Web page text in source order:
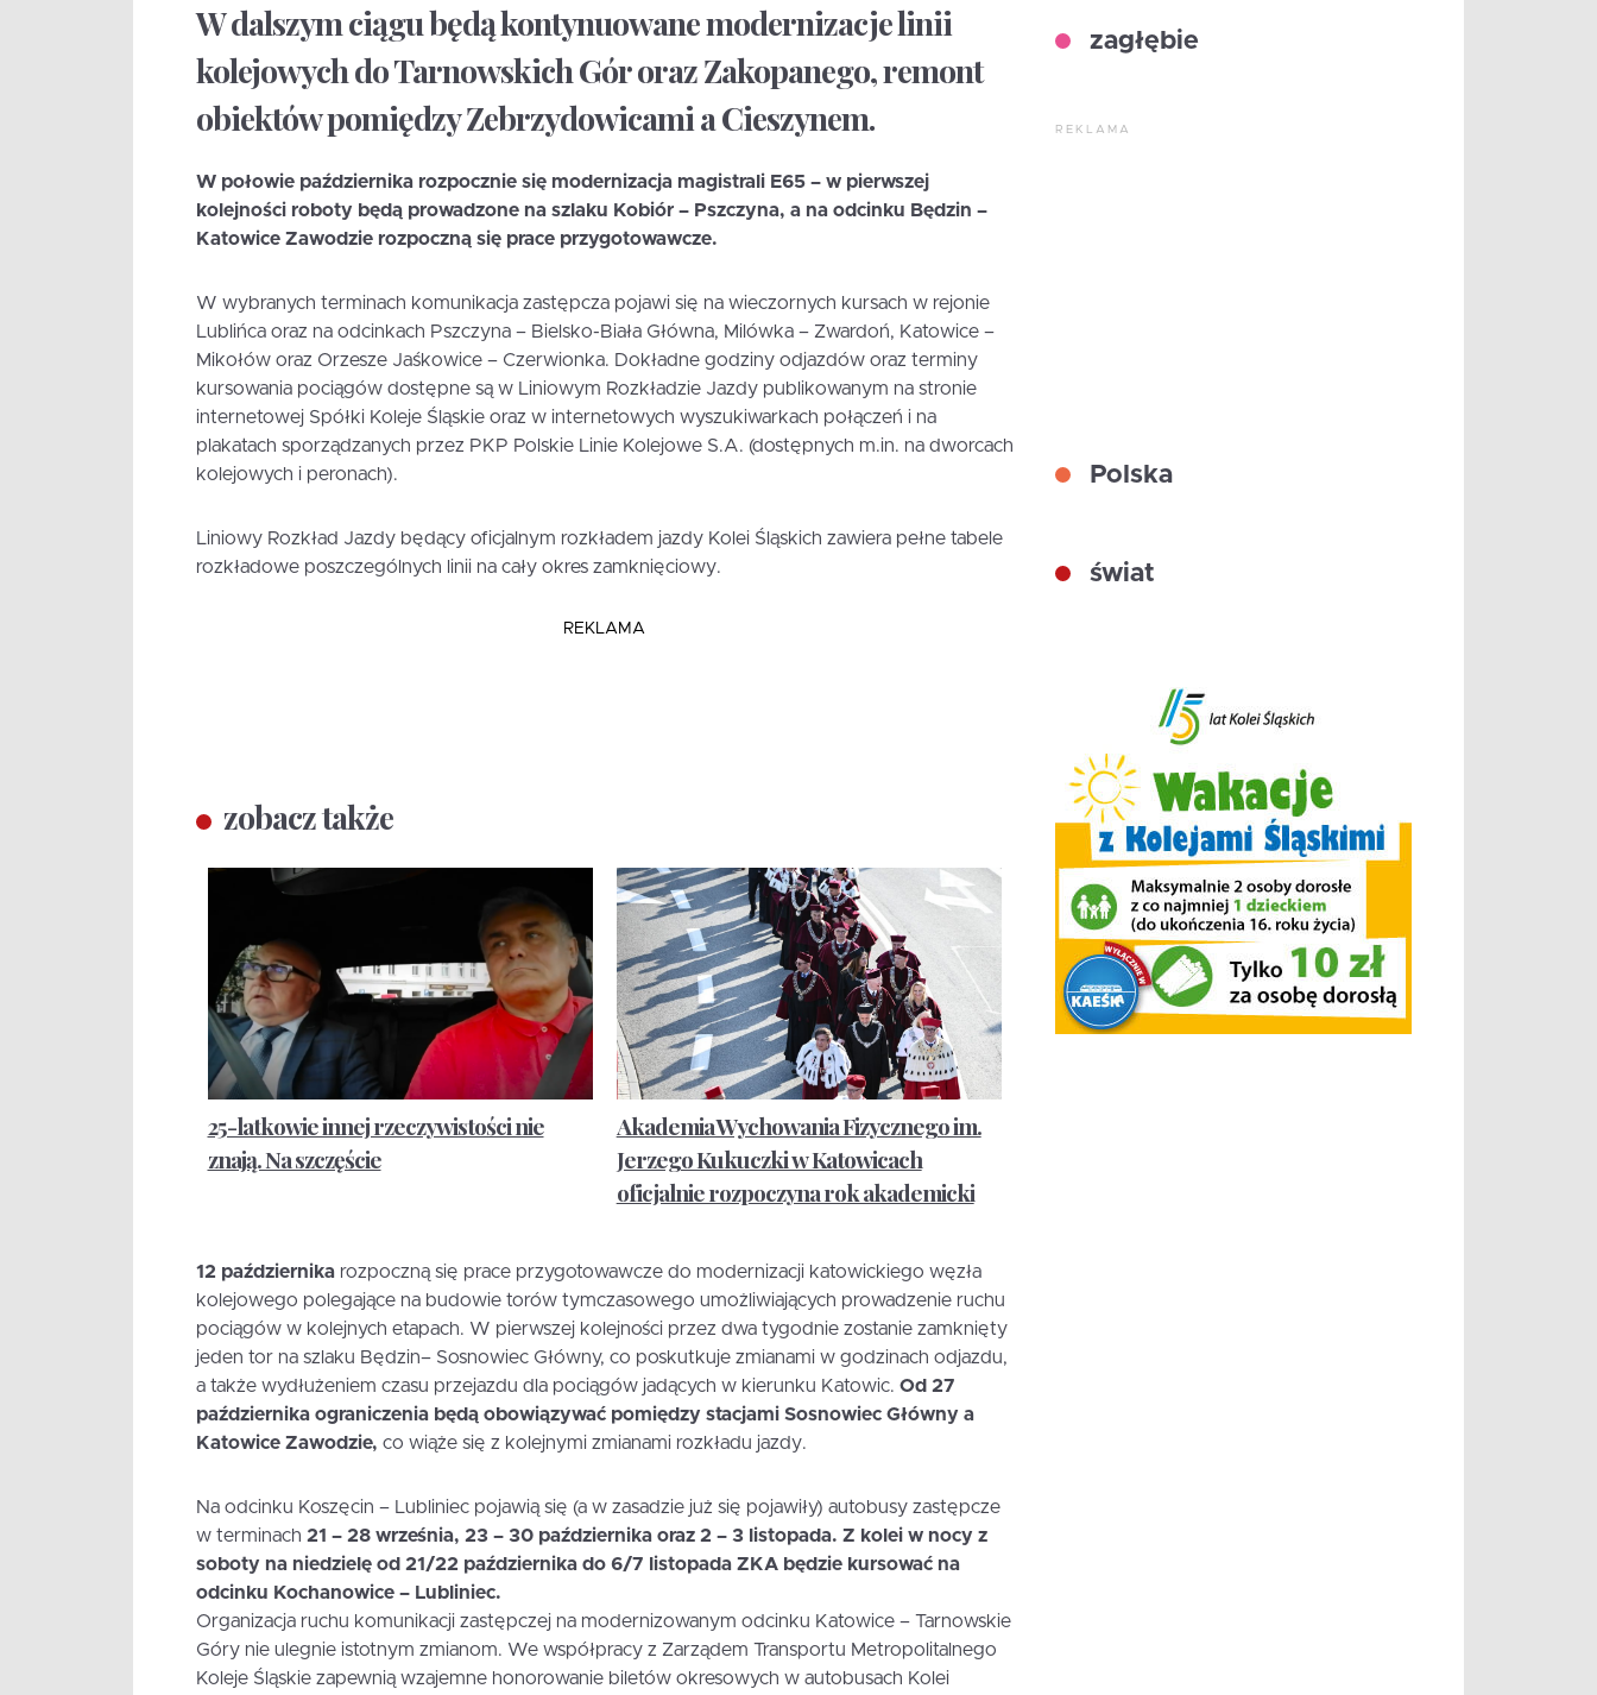
W dalszym ciągu będą kontynuowane modernizacje linii
kolejowych do Tarnowskich Gór oraz Zakopanego, remont
obiektów pomiędzy Zebrzydowicami a Cieszynem.
W połowie października rozpocznie się modernizacja magistrali E65 – w pierwszej
kolejności roboty będą prowadzone na szlaku Kobiór – Pszczyna, a na odcinku Będzin –
Katowice Zawodzie rozpoczną się prace przygotowawcze.
W wybranych terminach komunikacja zastępcza pojawi się na wieczornych kursach w rejonie
Lublińca oraz na odcinkach Pszczyna – Bielsko-Biała Główna, Milówka – Zwardoń, Katowice –
Mikołów oraz Orzesze Jaśkowice – Czerwionka. Dokładne godziny odjazdów oraz terminy
kursowania pociągów dostępne są w Liniowym Rozkładzie Jazdy publikowanym na stronie
internetowej Spółki Koleje Śląskie oraz w internetowych wyszukiwarkach połączeń i na
plakatach sporządzanych przez PKP Polskie Linie Kolejowe S.A. (dostępnych m.in. na dworcach
kolejowych i peronach).
Liniowy Rozkład Jazdy będący oficjalnym rozkładem jazdy Kolei Śląskich zawiera pełne tabele
rozkładowe poszczególnych linii na cały okres zamknięciowy.
REKLAMA
zobacz także
25-latkowie innej rzeczywistości nie
znają. Na szczęście
Akademia Wychowania Fizycznego im.
Jerzego Kukuczki w Katowicach
oficjalnie rozpoczyna rok akademicki
12 październikarozpoczną się prace przygotowawcze do modernizacji katowickiego węzła
kolejowego polegające na budowie torów tymczasowego umożliwiających prowadzenie ruchu
pociągów w kolejnych etapach. W pierwszej kolejności przez dwa tygodnie zostanie zamknięty
jeden tor na szlaku Będzin– Sosnowiec Główny, co poskutkuje zmianami w godzinach odjazdu,
a także wydłużeniem czasu przejazdu dla pociągów jadących w kierunku Katowic. Od 27
października ograniczenia będą obowiązywać pomiędzy stacjami Sosnowiec Główny a
Katowice Zawodzie, co wiąże się z kolejnymi zmianami rozkładu jazdy.
Na odcinku Koszęcin – Lubliniec pojawią się (a w zasadzie już się pojawiły) autobusy zastępcze
w terminach 21 – 28 września, 23 – 30 października oraz 2 – 3 listopada. Z kolei w nocy z
soboty na niedzielę od 21/22 października do 6/7 listopada ZKA będzie kursować na
odcinku Kochanowice – Lubliniec.
Organizacja ruchu komunikacji zastępczej na modernizowanym odcinku Katowice – Tarnowskie
Góry nie ulegnie istotnym zmianom. We współpracy z Zarządem Transportu Metropolitalnego
Koleje Śląskie zapewnią wzajemne honorowanie biletów okresowych w autobusach Kolei
zagłębie
REKLAMA
Polska
świat